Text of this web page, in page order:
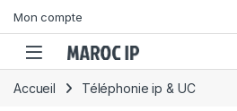
Mon compte
Accueil Téléphonie ip & UC